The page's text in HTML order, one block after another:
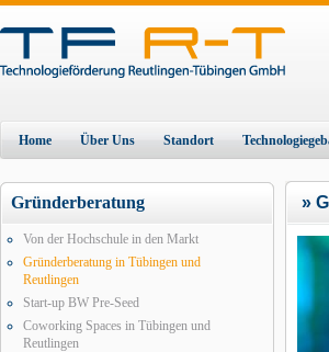
Home Über Uns Standort
Gründerberatung
Von der Hochschule in den Markt
Gründerberatung in Tübingen und
Reutlingen
Start-up BW Pre-Seed
Coworking Spaces in Tübingen und
Reutlingen
»